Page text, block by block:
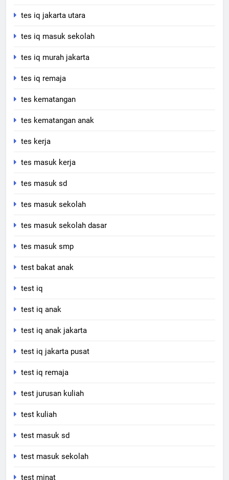
tes iq jakarta utara
tes iq masuk sekolah
tes iq murah jakarta
tes iq remaja
tes kematangan
tes kematangan anak
tes kerja
tes masuk kerja
tes masuk sd
tes masuk sekolah
tes masuk sekolah dasar
tes masuk smp
test bakat anak
test iq
test iq anak
test iq anak jakarta
test iq jakarta pusat
test iq remaja
test jurusan kuliah
test kuliah
test masuk sd
test masuk sekolah
test minat